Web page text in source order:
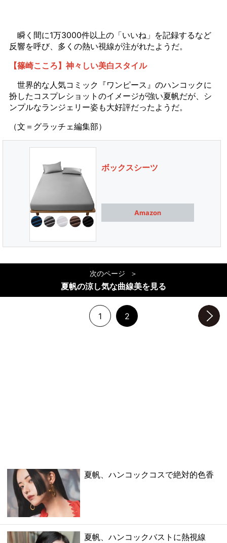
瞬く間に1万3000件以上の「いいね」を記録するなど
反響を呼び、多くの熱い視線が注がれたようだ。
【篠崎こころ】神々しい美白スタイル
世界的な人気コミック『ワンピース』のハンコックに
扮したコスプレショットのイメージが強い夏帆だが、シ
ンプルなランジェリー姿も大好評だったようだ。
（文＝グラッチェ編集部）
ボックスシーツ
Amazon
次のページ
夏帆の涼し気な曲線美を見る
1 2
夏帆、ハンコックコスで絶対的色香
夏帆、ハンコックバストに熱視線